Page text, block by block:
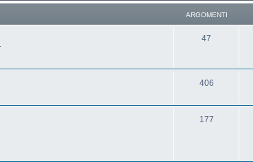
ARGOMENTI
47
406
177